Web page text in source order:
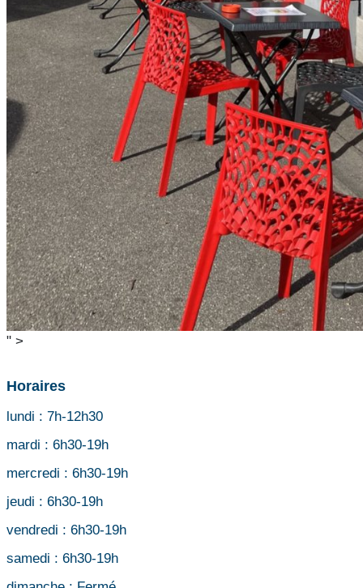
" >
Horaires
lundi : 7h-12h30
mardi : 6h30-19h
mercredi : 6h30-19h
jeudi : 6h30-19h
vendredi : 6h30-19h
samedi : 6h30-19h